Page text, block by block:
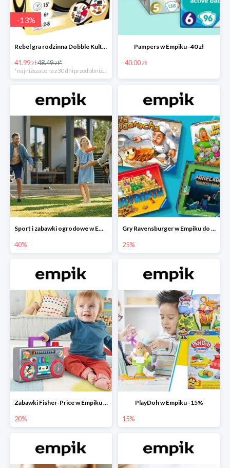
-13%
Rebel gra rodzinna Dobble Kultura w super cenie w Empiku Premium
41.99 zł48.49 zł*
Pampers w Empiku -40 zł
-40.00 zł
Sport i zabawki ogrodowe w Empiku do -40%
40%
Gry Ravensburger w Empiku do -25%
25%
Zabawki Fisher-Price w Empiku do -20%
20%
PlayDoh w Empiku -15%
15%